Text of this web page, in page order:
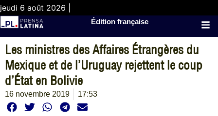
jeudi 6 août 2026 |
Édition française
Les ministres des Affaires Étrangères du
Mexique et de l’Uruguay rejettent le coup
d’État en Bolivie
16 novembre 2019 17:53